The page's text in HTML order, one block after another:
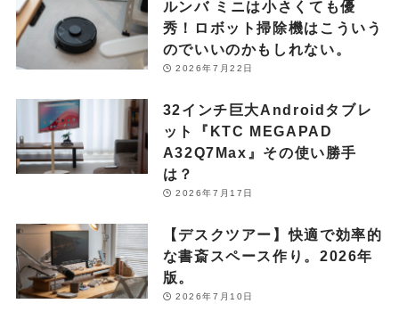
ルンバ ミニは小さくても優
秀！ロボット掃除機はこういう
のでいいのかもしれない。
2026年7月22日
32インチ巨大Androidタブレ
ット『KTC MEGAPAD
A32Q7Max』その使い勝手
は？
2026年7月17日
【デスクツアー】快適で効率的
な書斎スペース作り。2026年
版。
2026年7月10日